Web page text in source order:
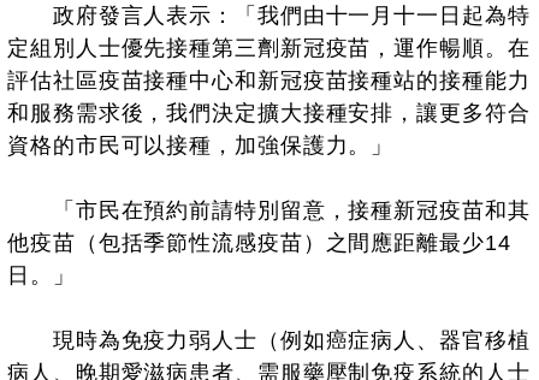
政府發言人表示：「我們由十一月十一日起為特
定組別人士優先接種第三劑新冠疫苗，運作暢順。在
評估社區疫苗接種中心和新冠疫苗接種站的接種能力
和服務需求後，我們決定擴大接種安排，讓更多符合
資格的市民可以接種，加強保護力。」
「市民在預約前請特別留意，接種新冠疫苗和其
他疫苗（包括季節性流感疫苗）之間應距離最少14
日。」
現時為免疫力弱人士（例如癌症病人、器官移植
病人、晚期愛滋病患者、需服藥壓制免疫系統的人士